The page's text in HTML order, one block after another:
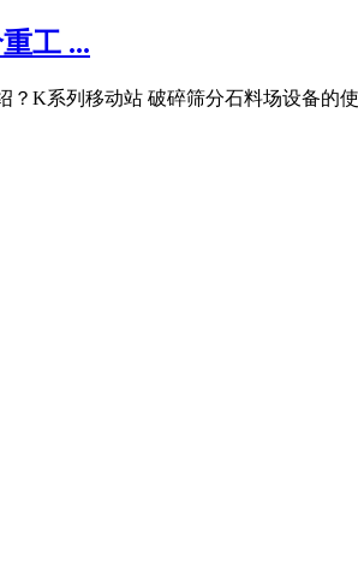
工 ...
K系列移动站 破碎筛分石料场设备